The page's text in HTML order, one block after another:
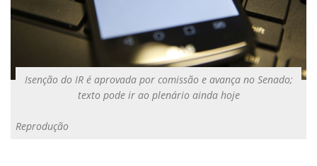
Isenção do IR é aprovada por comissão e avança no Senado;
texto pode ir ao plenário ainda hoje
Reprodução